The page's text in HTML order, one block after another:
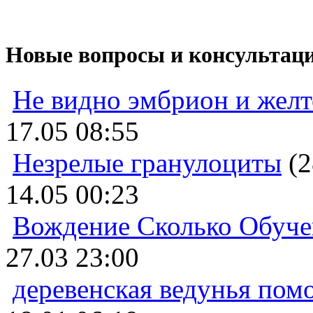
Новые вопросы и
Не видно эмбрион и
17.05 08:55
Незрелые гранулоциты
14.05 00:23
Вождение Сколько
27.03 23:00
деревенская ведунья